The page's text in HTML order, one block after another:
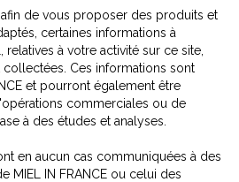
de vous proposer des produits et
certaines informations à
à votre activité sur ce site,
Ces informations sont
et pourront également être
commerciales ou de
à des études et analyses.
en aucun cas communiquées à des
MIEL IN FRANCE ou celui des